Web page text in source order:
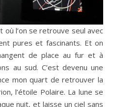
où l’on se retrouve seul avec
pures et fascinants. Et on
de place au fur et à
au sud. C’est devenu une
mon quart de retrouver la
l’étoile Polaire. La lune se
nuit, et laisse un ciel sans